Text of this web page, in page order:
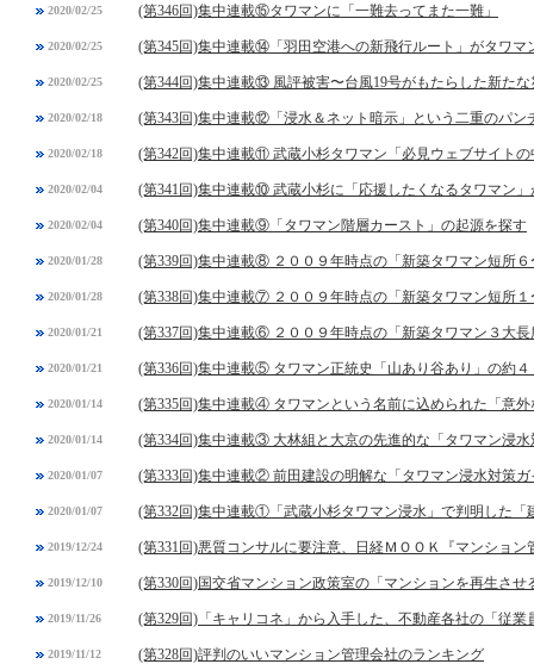
2020/02/25 (第346回)集中連載⑮タワマンに「一難去ってまた一難」
2020/02/25 (第345回)集中連載⑭「羽田空港への新飛行ルート」がタワマ
2020/02/25 (第344回)集中連載⑬ 風評被害〜台風19号がもたらした新たな
2020/02/18 (第343回)集中連載⑫「浸水＆ネット暗示」という二重のパン
2020/02/18 (第342回)集中連載⑪ 武蔵小杉タワマン「必見ウェブサイトの
2020/02/04 (第341回)集中連載⑩ 武蔵小杉に「応援したくなるタワマン」
2020/02/04 (第340回)集中連載⑨「タワマン階層カースト」の起源を探す
2020/01/28 (第339回)集中連載⑧ ２００９年時点の「新築タワマン短所
2020/01/28 (第338回)集中連載⑦ ２００９年時点の「新築タワマン短所
2020/01/21 (第337回)集中連載⑥ ２００９年時点の「新築タワマン３大長
2020/01/21 (第336回)集中連載⑤ タワマン正統史「山あり谷あり」の約４
2020/01/14 (第335回)集中連載④ タワマンという名前に込められた「意外
2020/01/14 (第334回)集中連載③ 大林組と大京の先進的な「タワマン浸
2020/01/07 (第333回)集中連載② 前田建設の明解な「タワマン浸水対策
2020/01/07 (第332回)集中連載①「武蔵小杉タワマン浸水」で判明した「
2019/12/24 (第331回)悪質コンサルに要注意、日経ＭＯＯＫ『マンション
2019/12/10 (第330回)国交省マンション政策室の「マンションを再生させ
2019/11/26 (第329回)「キャリコネ」から入手した、不動産各社の「従業
2019/11/12 (第328回)評判のいいマンション管理会社のランキング